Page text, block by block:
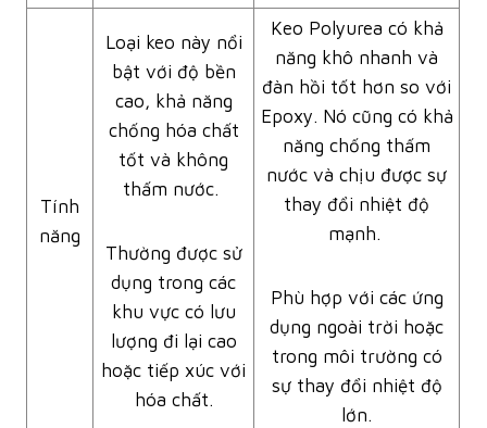
Tính
năng
Loại keo này nổi
bật với độ bền
cao, khả năng
chống hóa chất
tốt và không
thấm nước.
Thường được sử
dụng trong các
khu vực có lưu
lượng đi lại cao
hoặc tiếp xúc với
hóa chất.
Keo Polyurea có khả
năng khô nhanh và
đàn hồi tốt hơn so với
Epoxy. Nó cũng có khả
năng chống thấm
nước và chịu được sự
thay đổi nhiệt độ
mạnh.
Phù hợp với các ứng
dụng ngoài trời hoặc
trong môi trường có
sự thay đổi nhiệt độ
lớn.